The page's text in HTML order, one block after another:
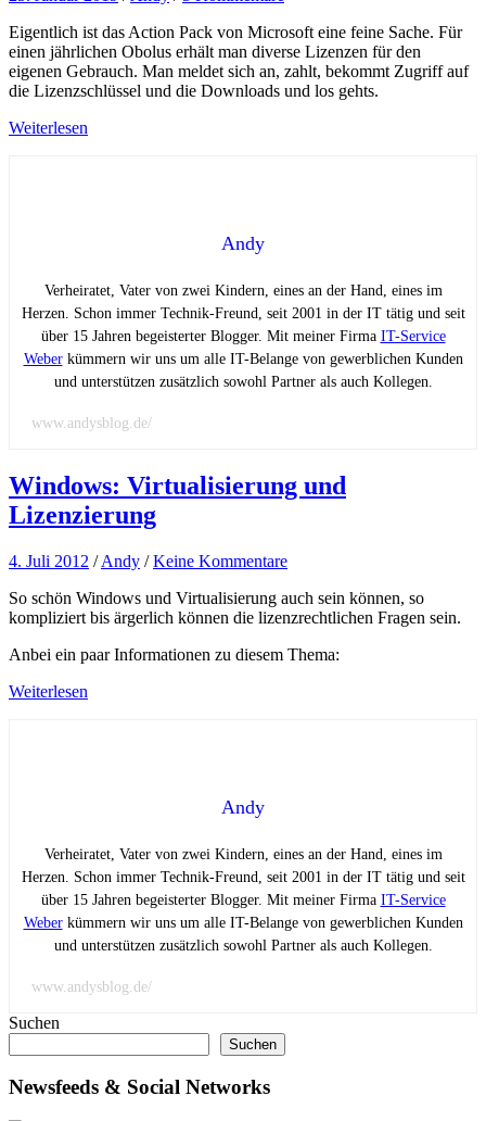
Eigentlich ist das Action Pack von Microsoft eine feine Sache. Für
einen jährlichen Obolus erhält man diverse Lizenzen für den
eigenen Gebrauch. Man meldet sich an, zahlt, bekommt Zugriff auf
die Lizenzschlüssel und die Downloads und los gehts.
Weiterlesen
Andy
Verheiratet, Vater von zwei Kindern, eines an der Hand, eines im
Herzen. Schon immer Technik-Freund, seit 2001 in der IT tätig und seit
über 15 Jahren begeisterter Blogger. Mit meiner Firma IT-Service
Weberkümmern wir uns um alle IT-Belange von gewerblichen Kunden
und unterstützen zusätzlich sowohl Partner als auch Kollegen.
www.andysblog.de/
Windows: Virtualisierung und
Lizenzierung
4. Juli 2012 /Andy /Keine Kommentare
So schön Windows und Virtualisierung auch sein können, so
kompliziert bis ärgerlich können die lizenzrechtlichen Fragen sein.
Anbei ein paar Informationen zu diesem Thema:
Weiterlesen
Andy
Verheiratet, Vater von zwei Kindern, eines an der Hand, eines im
Herzen. Schon immer Technik-Freund, seit 2001 in der IT tätig und seit
über 15 Jahren begeisterter Blogger. Mit meiner Firma IT-Service
Weberkümmern wir uns um alle IT-Belange von gewerblichen Kunden
und unterstützen zusätzlich sowohl Partner als auch Kollegen.
www.andysblog.de/
Suchen
Suchen
Newsfeeds & Social Networks